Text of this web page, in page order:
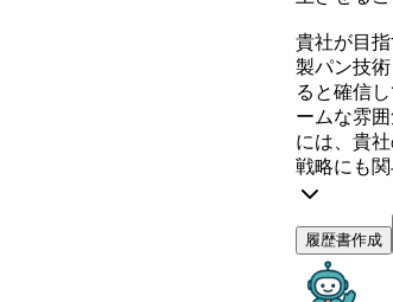
貴社が目
製パン技
ると確信
ームな雰
には、貴
戦略にも
履歴書作成